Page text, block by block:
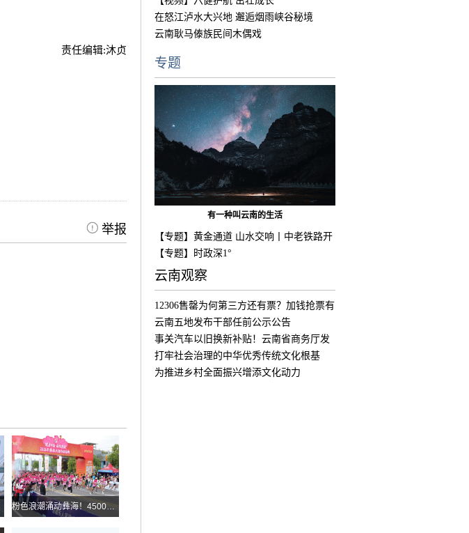
责任编辑:沐贞
举报
粉色浪潮涌动彝海！4500余名跑者乐跑楚雄喜迎火把节
在怒江泸水大兴地 邂逅烟雨峡谷秘境
云南耿马傣族民间木偶戏
专题
有一种叫云南的生活
【专题】黄金通道 山水交响丨中老铁路开
通
【专题】时政深1°
云南观察
12306售罄为何第三方还有票？加钱抢票有
用
云南五地发布干部任前公示公告
事关汽车以旧换新补贴！云南省商务厅发
布公
打牢社会治理的中华优秀传统文化根基
为推进乡村全面振兴增添文化动力